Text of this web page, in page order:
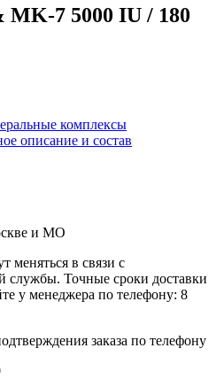
MK-7 5000 IU / 180
комплексы
описание и состав
и МО
меняться в связи с
службы. Точные сроки доставки
у менеджера по телефону: 8
заказа по телефону